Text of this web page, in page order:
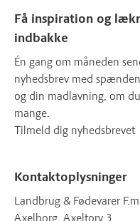
Få inspiration og
indbakke
Én gang om måneden
nyhedsbrev med
og din madlavning, om
mange.
Tilmeld dig nyhedsbrevet
Kontaktoplysninger
Landbrug & Fødevarer
Axelborg, Axeltorv 3